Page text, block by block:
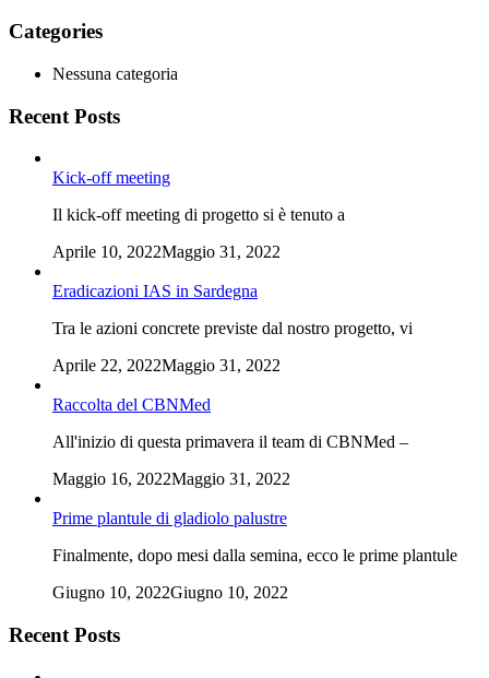
Categories
Nessuna categoria
Recent Posts
Kick-off meeting
Il kick-off meeting di progetto si è tenuto a
Aprile 10, 2022Maggio 31, 2022
Eradicazioni IAS in Sardegna
Tra le azioni concrete previste dal nostro progetto, vi
Aprile 22, 2022Maggio 31, 2022
Raccolta del CBNMed
All'inizio di questa primavera il team di CBNMed –
Maggio 16, 2022Maggio 31, 2022
Prime plantule di gladiolo palustre
Finalmente, dopo mesi dalla semina, ecco le prime plantule
Giugno 10, 2022Giugno 10, 2022
Recent Posts